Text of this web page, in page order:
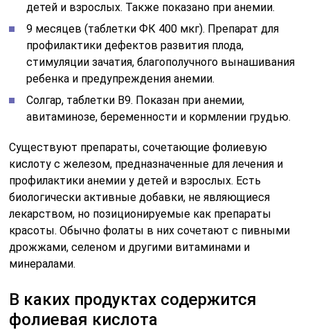
детей и взрослых. Также показано при анемии.
9 месяцев (таблетки ФК 400 мкг). Препарат для
профилактики дефектов развития плода,
стимуляции зачатия, благополучного вынашивания
ребенка и предупреждения анемии.
Солгар, таблетки B9. Показан при анемии,
авитаминозе, беременности и кормлении грудью.
Существуют препараты, сочетающие фолиевую
кислоту с железом, предназначенные для лечения и
профилактики анемии у детей и взрослых. Есть
биологически активные добавки, не являющиеся
лекарством, но позиционируемые как препараты
красоты. Обычно фолаты в них сочетают с пивными
дрожжами, селеном и другими витаминами и
минералами.
В каких продуктах содержится
фолиевая кислота